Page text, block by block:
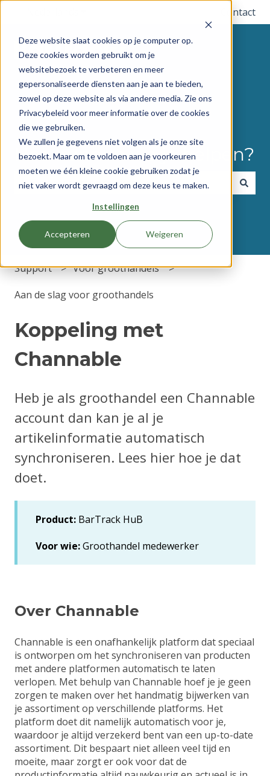
Deze website slaat cookies op je computer op.
Deze cookies worden gebruikt om je
websitebezoek te verbeteren en meer
gepersonaliseerde diensten aan je aan te bieden,
zowel op deze website als via andere media. Zie ons
Privacybeleid voor meer informatie over de cookies
die we gebruiken.
We zullen je gegevens niet volgen als je onze site
bezoekt. Maar om te voldoen aan je voorkeuren
moeten we één kleine cookie gebruiken zodat je
niet vaker wordt gevraagd om deze keus te maken.
Instellingen
Accepteren Weigeren
Contact
Hoe kunnen we je helpen?
Er zijn geen suggesties want het zoekveld is leeg.
Support Voor groothandels
Aan de slag voor groothandels
Koppeling met
Channable
Heb je als groothandel een Channable
account dan kan je al je
artikelinformatie automatisch
synchroniseren. Lees hier hoe je dat
doet.
Product: BarTrack HuB
Voor wie:Groothandel medewerker
Over Channable
Channable is een onafhankelijk platform dat speciaal
is ontworpen om het synchroniseren van producten
met andere platformen automatisch te laten
verlopen. Met behulp van Channable hoef je je geen
zorgen te maken over het handmatig bijwerken van
je assortiment op verschillende platforms. Het
platform doet dit namelijk automatisch voor je,
waardoor je altijd verzekerd bent van een up-to-date
assortiment. Dit bespaart niet alleen veel tijd en
moeite, maar zorgt er ook voor dat de